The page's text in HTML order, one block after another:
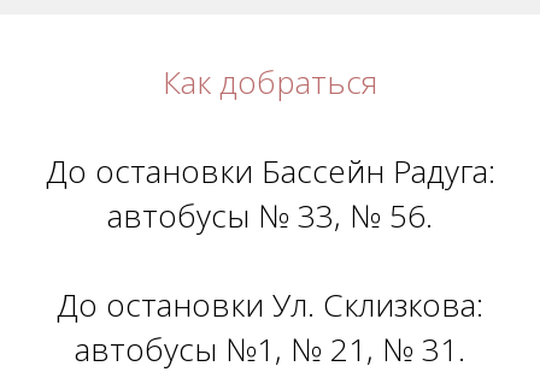
Как добраться
До остановки Бассейн Радуга:
автобусы № 33, № 56.
До остановки Ул. Склизкова:
автобусы №1, № 21, № 31.